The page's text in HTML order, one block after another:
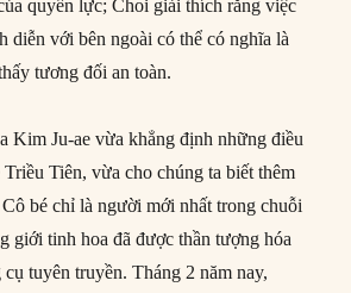
quyền lực; Choi giải thích rằng việc
diễn với bên ngoài có thể có nghĩa là
tương đối an toàn.
Kim Ju-ae vừa khẳng định những điều
Tiên, vừa cho chúng ta biết thêm
bé chỉ là người mới nhất trong chuỗi
giới tinh hoa đã được thần tượng hóa
tuyên truyền. Tháng 2 năm nay,